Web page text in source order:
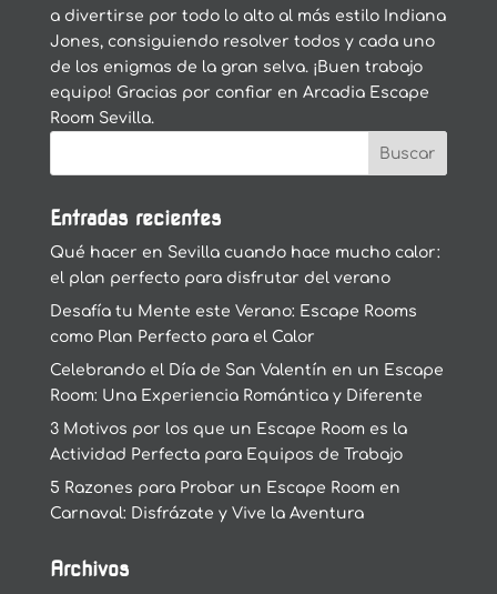
a divertirse por todo lo alto al más estilo Indiana
Jones, consiguiendo resolver todos y cada uno
de los enigmas de la gran selva. ¡Buen trabajo
equipo! Gracias por confiar en Arcadia Escape
Room Sevilla.
Entradas recientes
Qué hacer en Sevilla cuando hace mucho calor:
el plan perfecto para disfrutar del verano
Desafía tu Mente este Verano: Escape Rooms
como Plan Perfecto para el Calor
Celebrando el Día de San Valentín en un Escape
Room: Una Experiencia Romántica y Diferente
3 Motivos por los que un Escape Room es la
Actividad Perfecta para Equipos de Trabajo
5 Razones para Probar un Escape Room en
Carnaval: Disfrázate y Vive la Aventura
Archivos